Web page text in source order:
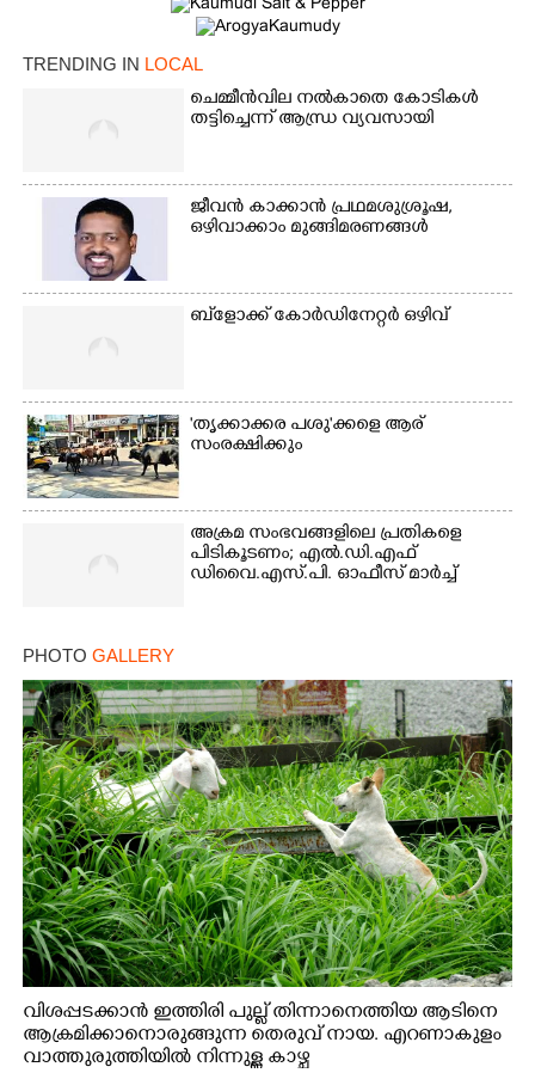
TRENDING IN LOCAL
ചെമ്മീൻവില നൽകാതെ കോടികൾ
തട്ടിച്ചെന്ന് ആന്ധ്ര വ്യവസായി
ജീവൻ കാക്കാൻ പ്രഥമശുശ്രൂഷ,
ഒഴിവാക്കാം മുങ്ങിമരണങ്ങൾ
ബ്‌ളോക്ക് കോർഡിനേറ്റർ ഒഴിവ്
'തൃക്കാക്കര പശു'ക്കളെ ആര്
സംരക്ഷിക്കും
അക്രമ സംഭവങ്ങളിലെ പ്രതികളെ
പിടികൂടണം; എൽ.ഡി.എഫ്
ഡിവൈ.എസ്.പി. ഓഫീസ് മാർച്ച്
PHOTO GALLERY
വിശപ്പടക്കാൻ ഇത്തിരി പുല്ല് തിന്നാനെത്തിയ ആടിനെ
ആക്രമിക്കാനൊരുങ്ങുന്ന തെരുവ് നായ. എറണാകുളം
വാത്തുരുത്തിയിൽ നിന്നുള്ള കാഴ്ച